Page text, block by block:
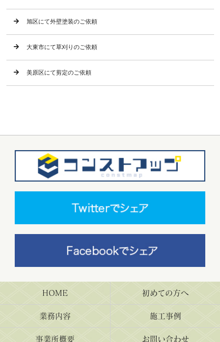
旭区にて外壁塗装のご依頼
大東市にて草刈りのご依頼
美原区にて剪定のご依頼
HOME 初めての方へ
業務内容 施工事例
事業所概要 お問い合わせ